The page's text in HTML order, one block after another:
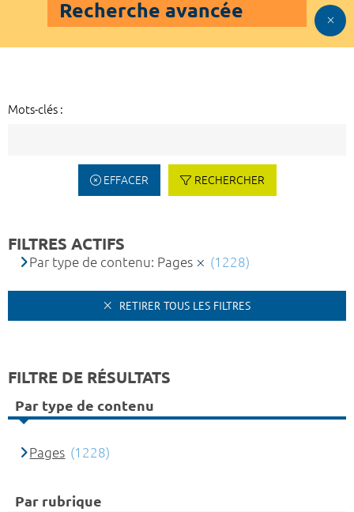
Recherche avancée
Mots-clés :
EFFACER RECHERCHER
FILTRES ACTIFS
Par type de contenu: Pages (1228)
RETIRER TOUS LES FILTRES
FILTRE DE RÉSULTATS
Par type de contenu
Pages (1228)
Par rubrique